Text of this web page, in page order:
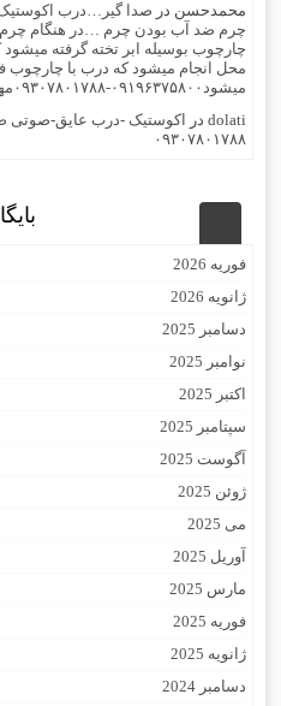
محمدحسن در صدا گیر…درب
چرم ضد آب بودن چرم …در هنگام
چارچوب بوسیله ابر تخته گرفته میشود
محل انجام میشود که درب با چارچوب
میشود۰۹۱۹۶۳۷۵۸۰۰-۰۹۳۰۷۸۰۱۷۸۸مهندس دولتی
dolati در
۰۹۳۰۷۸۰۱۷۸۸
فوریه 2026
ژانویه 2026
دسامبر 2025
نوامبر 2025
اکتبر 2025
سپتامبر 2025
آگوست 2025
ژوئن 2025
می 2025
آوریل 2025
مارس 2025
فوریه 2025
ژانویه 2025
دسامبر 2024